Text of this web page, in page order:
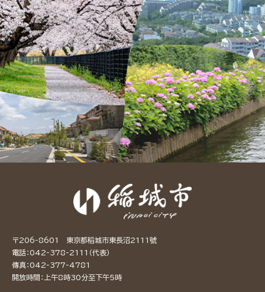
〒206-8601 東京都稻城市東長沼2111號
電話：042-378-2111（代表）
傳真：042-377-4781
開放時間：上午8時30分至下午5時